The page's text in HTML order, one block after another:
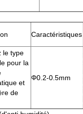
Caractéristiques
le type
pour la
et
de
Φ0.2-0.5mm